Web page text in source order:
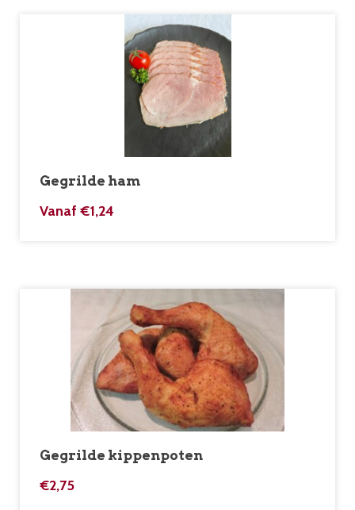
Gegrilde ham
Vanaf €1,24
Gegrilde kippenpoten
€2,75